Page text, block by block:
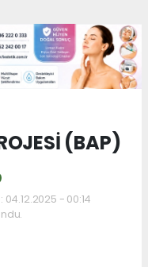
(BAP)
- 00:14